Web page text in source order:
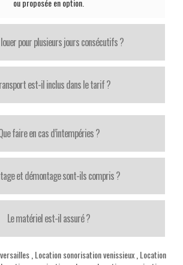
ou proposée en option.
pour plusieurs jours consécutifs ?
est-il inclus dans le tarif ?
faire en cas d’intempéries ?
et démontage sont-ils compris ?
Le matériel est-il assuré ?
, Location sonorisation venissieux, Location